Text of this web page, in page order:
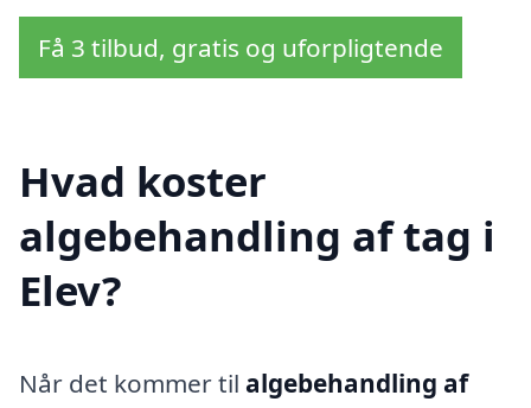
Få 3 tilbud, gratis og uforpligtende
Hvad koster
algebehandling af tag i
Elev?
Når det kommer til algebehandling af